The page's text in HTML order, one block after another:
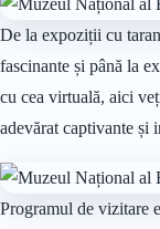
De la expoziții cu
fascinante și până la
cu cea virtuală, aici
adevărat captivante și
Programul de vizitare